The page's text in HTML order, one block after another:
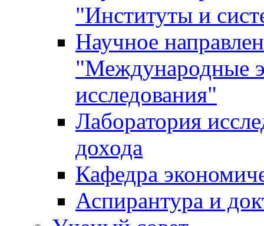
"Институты и
Научное
"Международные
исследования"
Лаборатория
дохода
Кафедра
Аспирантура и